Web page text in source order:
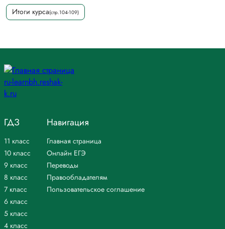
Итоги курса(стр.104-109)
ГДЗ
11 класс
10 класс
9 класс
8 класс
7 класс
6 класс
5 класс
4 класс
Навигация
Главная страница
Онлайн ЕГЭ
Переводы
Правообладателям
Пользовательское соглашение